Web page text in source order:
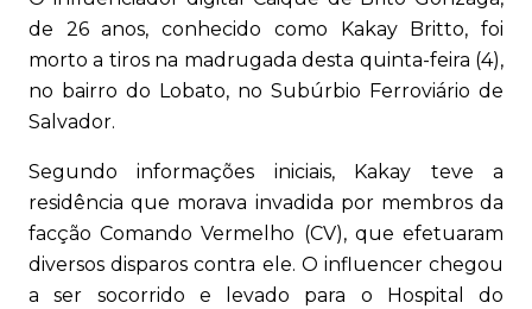
de 26 anos, conhecido como Kakay Britto, foi
morto a tiros na madrugada desta quinta-feira (4),
no bairro do Lobato, no Subúrbio Ferroviário de
Salvador.
Segundo informações iniciais, Kakay teve a
residência que morava invadida por membros da
facção Comando Vermelho (CV), que efetuaram
diversos disparos contra ele. O influencer chegou
a ser socorrido e levado para o Hospital do